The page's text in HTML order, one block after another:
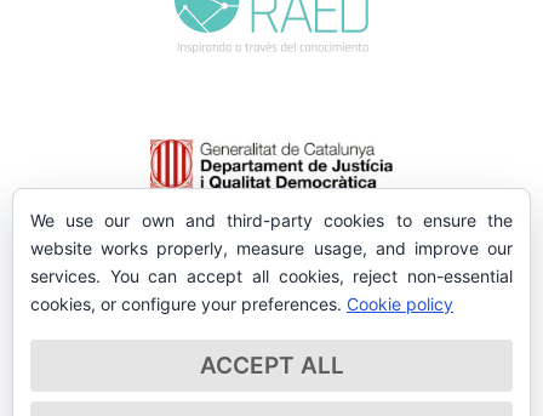
We use our own and third-party cookies to ensure the
website works properly, measure usage, and improve our
services. You can accept all cookies, reject non-essential
cookies, or configure your preferences. Cookie policy
ACCEPT ALL